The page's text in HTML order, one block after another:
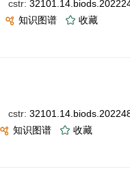
cstr:
知识图谱
收藏
cstr:
知识图谱
收藏